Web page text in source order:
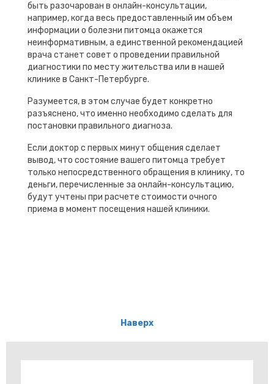
быть разочарован в онлайн-консультации,
например, когда весь предоставленный им объем
информации о болезни питомца окажется
неинформативным, а единственной рекомендацией
врача станет совет о проведении правильной
диагностики по месту жительства или в нашей
клинике в Санкт-Петербурге.
Разумеется, в этом случае будет конкретно
разъяснено, что именно необходимо сделать для
постановки правильного диагноза.
Если доктор с первых минут общения сделает
вывод, что состояние вашего питомца требует
только непосредственного обращения в клинику, то
деньги, перечисленные за онлайн-консультацию,
будут учтены при расчете стоимости очного
приема в момент посещения нашей клиники.
Наверх